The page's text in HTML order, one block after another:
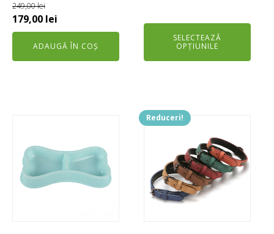
249,00lei
Prețul
inițial
fost:
179,00 lei
curent
este:
179,00 lei.
ADAUGĂ ÎN COȘ
SELECTEAZĂ
OPȚIUNILE
produsului.
are
mai
multe
Reduceri!
Acest
mai
multe
variații.